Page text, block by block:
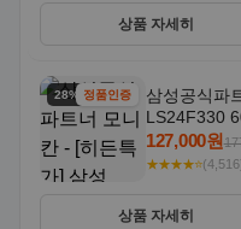
상품 자세히
28% 할인정품인증
삼성공식파
LS24F330
컴퓨터 모니
127,000원
★★★★⭐
상품 자세히